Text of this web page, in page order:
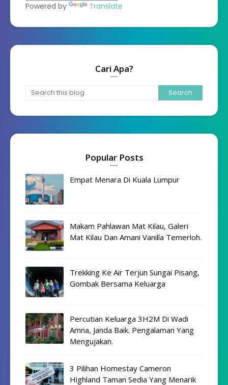
Powered by Translate
Cari Apa?
Popular Posts
Empat Menara Di Kuala Lumpur
Makam Pahlawan Mat Kilau, Galeri
Mat Kilau Dan Amani Vanilla Temerloh.
Trekking Ke Air Terjun Sungai Pisang,
Gombak Bersama Keluarga
Percutian Keluarga 3H2M Di Wadi
Amna, Janda Baik. Pengalaman Yang
Mengujakan.
3 Pilihan Homestay Cameron
Highland Taman Sedia Yang Menarik